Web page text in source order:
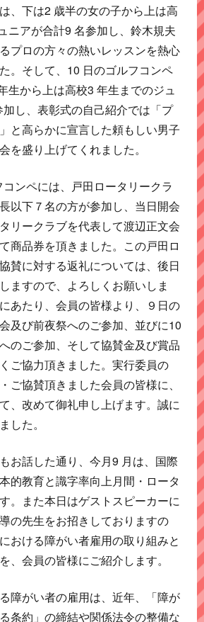
、下は2 歳半の女の子から上は高
ニアが合計9 名参加し、鈴木規夫
プロの方々の熱いレッスンを熱心
。そして、10 日のゴルフコンペ
生から上は高校3 年生までのジュ
し、表彰式の自己紹介では「プ
と高らかに宣言した頼もしい男子
を盛り上げてくれました。
ンペには、戸田ロータリークラ
以下７名の方が参加し、当日開会
リークラブを代表して渡辺正文会
商品券を頂きました。この戸田ロ
賛に対する返礼については、後日
ますので、よろしくお願いしま
あたり、会員の皆様より、９日の
及び前夜祭へのご参加、並びに10
のご参加、そして協賛金及び賞品
ご協力頂きました。実行委員の
ご協賛頂きました会員の皆様に、
、改めて御礼申し上げます。誠に
した。
お話した通り、今月9 月は、国際
的教育と識字率向上月間・ロータ
。また本日はゲストスピーカーに
の先生をお招きしておりますの
おける障がい者雇用の取り組みと
、会員の皆様にご紹介します。
障がい者の雇用は、近年、「障が
条約」の締結や関係法令の整備な